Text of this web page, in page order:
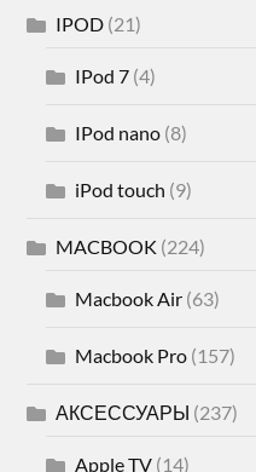
IPOD (21)
IPod 7 (4)
IPod nano (8)
iPod touch (9)
MACBOOK (224)
Macbook Air (63)
Macbook Pro (157)
АКСЕССУАРЫ (237)
Apple TV (14)